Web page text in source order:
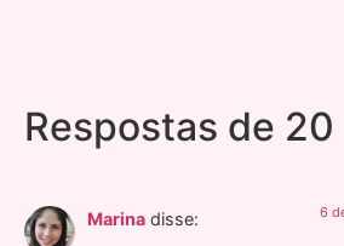
Respostas de 20
Marina disse: 6